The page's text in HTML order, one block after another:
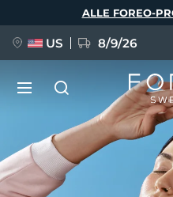
ALLE FOREO-
US 8/9/26
NEU
BREAKING NEWS
Sprache